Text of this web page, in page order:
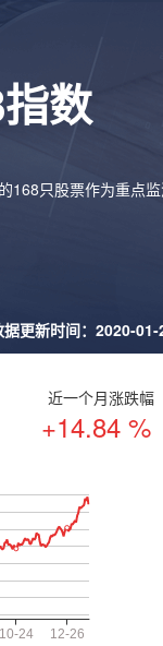
数
只股票作为重点监
据更新时间：2020-01-
近一个月涨跌幅
+14.84 %